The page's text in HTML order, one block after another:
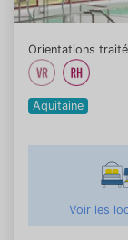
Orientations
Aquitaine
Voir les